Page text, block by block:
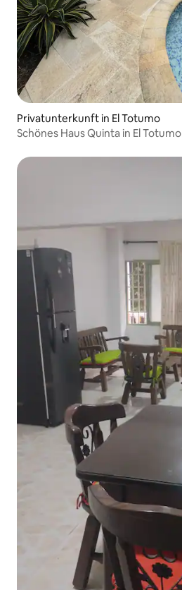
Privatunterkunft in El Totumo
Schönes Haus Quinta in El Totumo